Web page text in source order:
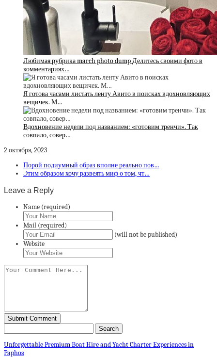
Любимая рубрика march photo dump Делитесь своими фото в
комментариях…
Я готова часами листать ленту Авито в поисках вдохновляющих
вещичек. М…
Вдохновение недели под названием: «готовим тренчи». Так
совпало, совер…
2 октября, 2023
Порой подиумный образ вполне реально пов…
Этим образом хочу развеять миф о том, чт…
Leave a Reply
Name (required)
Mail (required)
(will not be published)
Website
Unforgettable Premium Boat Hire and Yacht Charter Experiences in
Paphos